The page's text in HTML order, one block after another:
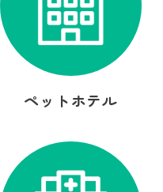
ペットホテル